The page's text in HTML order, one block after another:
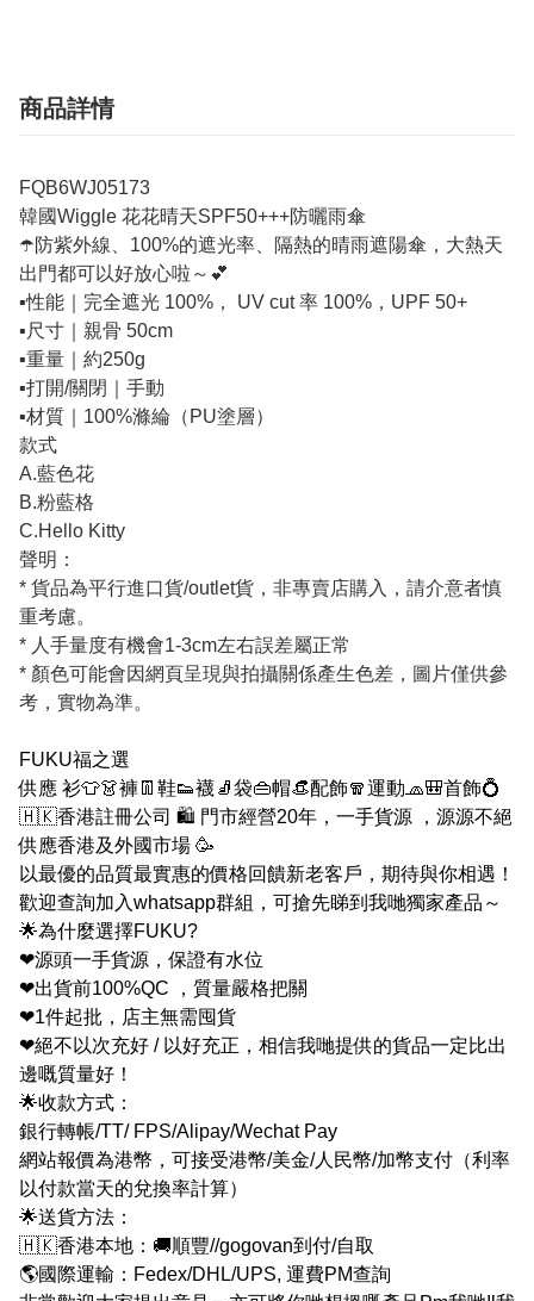
商品詳情
FQB6WJ05173
韓國Wiggle 花花晴天SPF50+++防曬雨傘
☂️防紫外線、100%的遮光率、隔熱的晴雨遮陽傘，大熱天
出門都可以好放心啦～💕
▪️性能｜完全遮光 100%， UV cut 率 100%，UPF 50+
▪️尺寸｜親骨 50cm
▪️重量｜約250g
▪️打開/關閉｜手動
▪️材質｜100%滌綸（PU塗層）
款式
A.藍色花
B.粉藍格
C.Hello Kitty
聲明：
* 貨品為平行進口貨/outlet貨，非專賣店購入，請介意者慎
重考慮。
* 人手量度有機會1-3cm左右誤差屬正常
* 顏色可能會因網頁呈現與拍攝關係產生色差，圖片僅供參
考，實物為準。
FUKU福之選
供應 衫👕👗褲👖鞋👟襪🧦袋👜帽👒配飾🧣運動🧢🎒首飾💍
🇭🇰香港註冊公司 🛍 門市經營20年，一手貨源 ，源源不絕
供應香港及外國市場 🥳
以最優的品質最實惠的價格回饋新老客戶，期待與你相遇！
歡迎查詢加入whatsapp群組，可搶先睇到我哋獨家產品～
🌟為什麼選擇FUKU?
❤源頭一手貨源，保證有水位
❤出貨前100%QC ，質量嚴格把關
❤1件起批，店主無需囤貨
❤絕不以次充好 / 以好充正，相信我哋提供的貨品一定比出
邊嘅質量好！
🌟收款方式：
銀行轉帳/TT/ FPS/Alipay/Wechat Pay
網站報價為港幣，可接受港幣/美金/人民幣/加幣支付（利率
以付款當天的兌換率計算）
🌟送貨方法：
🇭🇰香港本地：🚚順豐//gogovan到付/自取
🌎國際運輸：Fedex/DHL/UPS, 運費PM查詢